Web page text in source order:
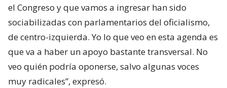
el Congreso y que vamos a ingresar han sido
sociabilizadas con parlamentarios del oficialismo,
de centro-izquierda. Yo lo que veo en esta agenda es
que va a haber un apoyo bastante transversal. No
veo quién podría oponerse, salvo algunas voces
muy radicales”, expresó.